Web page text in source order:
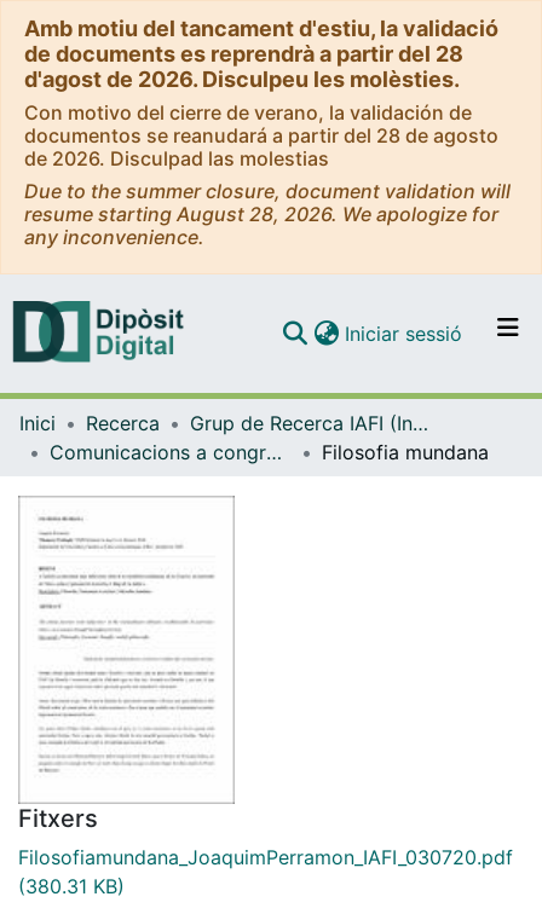
Amb motiu del tancament d'estiu, la validació
de documents es reprendrà a partir del 28
d'agost de 2026. Disculpeu les molèsties.
Con motivo del cierre de verano, la validación de
documentos se reanudará a partir del 28 de agosto
de 2026. Disculpad las molestias
Due to the summer closure, document validation will
resume starting August 28, 2026. We apologize for
any inconvenience.
Navega per tot el DD
Com publicar
Iniciar sessió (current)
Inici Recerca
Grup de Recerca IAFI (Investigació en Anàlisi Financera i de la Incertesa)
Comunicacions a congressos (Grup de Recerca IAFI)
Filosofia mundana
Fitxers
Filosofiamundana_JoaquimPerramon_IAFI_030720.pdf
(380.31 KB)